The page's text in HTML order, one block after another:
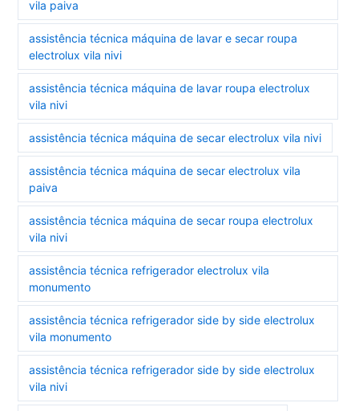
vila paiva
assistência técnica máquina de lavar e secar roupa
electrolux vila nivi
assistência técnica máquina de lavar roupa electrolux
vila nivi
assistência técnica máquina de secar electrolux vila nivi
assistência técnica máquina de secar electrolux vila
paiva
assistência técnica máquina de secar roupa electrolux
vila nivi
assistência técnica refrigerador electrolux vila
monumento
assistência técnica refrigerador side by side electrolux
vila monumento
assistência técnica refrigerador side by side electrolux
vila nivi